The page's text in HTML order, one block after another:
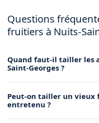
Questions
fruitiers à Nuits-
Quand faut-il tailler les
Saint-Georges ?
novembre à mars. Les
Peut-on tailler un
entretenu ?